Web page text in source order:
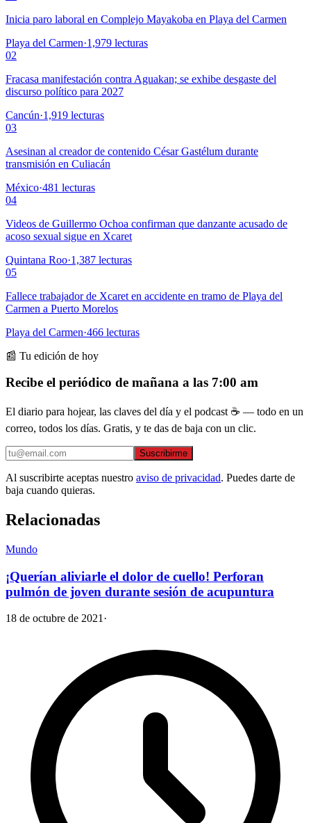
Inicia paro laboral en Complejo Mayakoba en Playa del Carmen
Playa del Carmen·1,979 lecturas
02
Fracasa manifestación contra Aguakan; se exhibe desgaste del
discurso político para 2027
Cancún·1,919 lecturas
03
Asesinan al creador de contenido César Gastélum durante
transmisión en Culiacán
México·481 lecturas
04
Videos de Guillermo Ochoa confirman que danzante acusado de
acoso sexual sigue en Xcaret
Quintana Roo·1,387 lecturas
05
Fallece trabajador de Xcaret en accidente en tramo de Playa del
Carmen a Puerto Morelos
Playa del Carmen·466 lecturas
📰 Tu edición de hoy
Recibe el periódico de mañana a las 7:00 am
El diario para hojear, las claves del día y el podcast ☕ — todo en un
correo, todos los días. Gratis, y te das de baja con un clic.
Suscribirme
Al suscribirte aceptas nuestro aviso de privacidad. Puedes darte de
baja cuando quieras.
Relacionadas
Mundo
¡Querían aliviarle el dolor de cuello! Perforan
pulmón de joven durante sesión de acupuntura
18 de octubre de 2021 ·